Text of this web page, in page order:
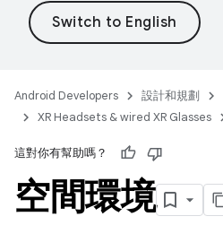
Android Developers 設計和規劃
XR Headsets & wired XR Glasses
這對你有幫助嗎？
空間環境